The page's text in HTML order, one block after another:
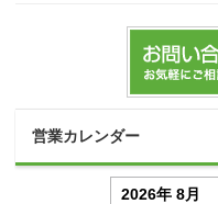
営業カレンダー
2026年 8月